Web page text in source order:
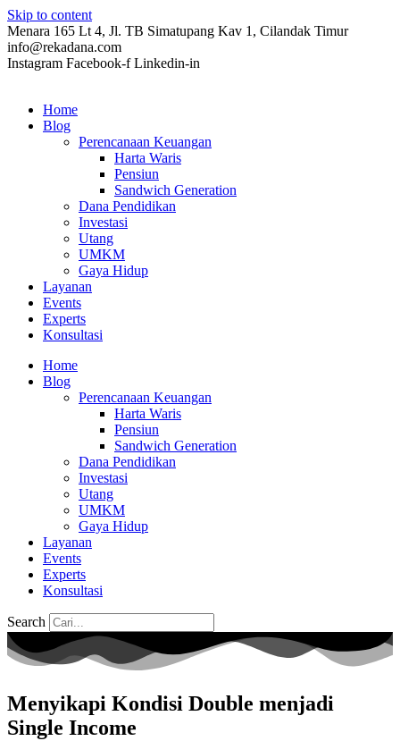
Skip to content
Menara 165 Lt 4, Jl. TB Simatupang Kav 1, Cilandak Timur
info@rekadana.com
Instagram Facebook-f Linkedin-in
Home
Blog
Perencanaan Keuangan
Harta Waris
Pensiun
Sandwich Generation
Dana Pendidikan
Investasi
Utang
UMKM
Gaya Hidup
Layanan
Events
Experts
Konsultasi
Home
Blog
Perencanaan Keuangan
Harta Waris
Pensiun
Sandwich Generation
Dana Pendidikan
Investasi
Utang
UMKM
Gaya Hidup
Layanan
Events
Experts
Konsultasi
Search
Menyikapi Kondisi Double menjadi
Single Income